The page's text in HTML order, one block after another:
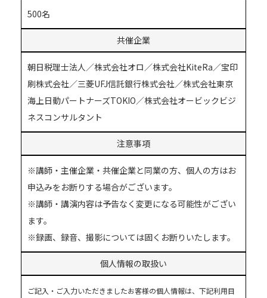
500名
共催企業
朝日税理士法人／株式会社オロ／株式会社KiteRa／宝印
刷株式会社／三菱UFJ信託銀行株式会社／株式会社東京
海上日動パートナーズTOKIO／株式会社オービックビジ
ネスコンサルタント
注意事項
※講師・主催企業・共催企業と同業の方、個人の方はお
申込みをお断りする場合がございます。
※講師・講演内容は予告なく変更になる可能性がござい
ます。
※録画、録音、撮影については固くお断りいたします。
個人情報の取扱い
ご記入・ご入力いただきましたお客様の個人情報は、下記利用目